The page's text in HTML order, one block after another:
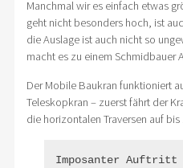
Manchmal wir es einfach etwas
geht nicht besonders hoch, ist
die Auslage ist auch nicht so
macht es zu einem Schmidbauer
Der Mobile Baukran funktioniert
Teleskopkran – zuerst fährt der
die horizontalen Traversen auf bis
Imposanter Auftritt